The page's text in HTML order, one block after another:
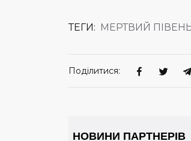
ТЕГИ: МЕРТВИЙ
Поділитися: